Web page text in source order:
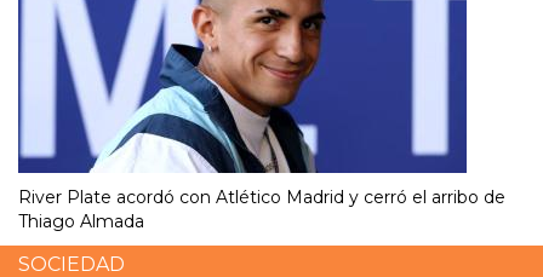
River Plate acordó con Atlético Madrid y cerró el arribo de
Thiago Almada
SOCIEDAD